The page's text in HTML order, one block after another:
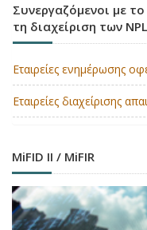
Συνεργαζόμενοι με
τη διαχείριση των
Εταιρείες ενημέρωσης
Εταιρείες διαχείρισης
MiFID II / MiFIR